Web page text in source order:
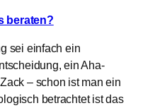
beraten?
sei einfach ein
ein Aha-
– schon ist man ein
betrachtet ist das